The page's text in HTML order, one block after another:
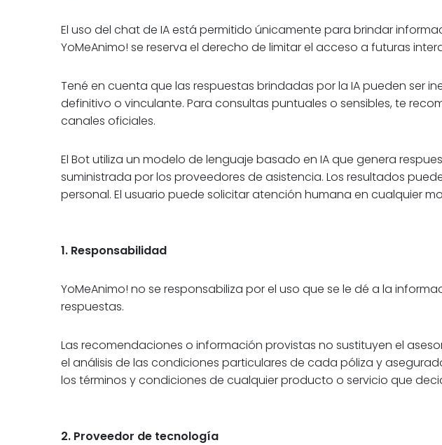
El uso del chat de IA está permitido únicamente para brindar
YoMeAnimo! se reserva el derecho de limitar el acceso a futuras
Tené en cuenta que las respuestas brindadas por la IA pueden ser
definitivo o vinculante. Para consultas puntuales o sensibles, te
canales oficiales.
El Bot utiliza un modelo de lenguaje basado en IA que genera
suministrada por los proveedores de asistencia. Los resultados
personal. El usuario puede solicitar atención humana en cualquier
1. Responsabilidad
YoMeAnimo! no se responsabiliza por el uso que se le dé a la
respuestas.
Las recomendaciones o información provistas no sustituyen el
el análisis de las condiciones particulares de cada póliza y
los términos y condiciones de cualquier producto o servicio que
2. Proveedor de tecnología